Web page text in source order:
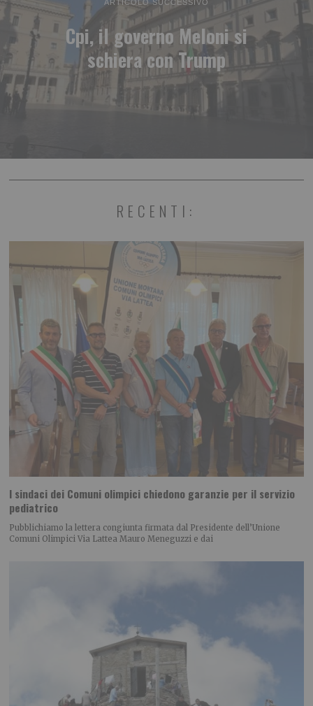
Cpi, il governo Meloni si
schiera con Trump
RECENTI:
I sindaci dei Comuni olimpici chiedono garanzie per il servizio
pediatrico
Pubblichiamo la lettera congiunta firmata dal Presidente dell’Unione
Comuni Olimpici Via Lattea Mauro Meneguzzi e dai